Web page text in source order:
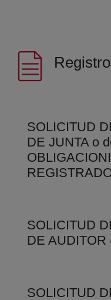
SOLICITUD
DE JUNTA o
SOLICITUD
DE AUDITOR
SOLICITUD